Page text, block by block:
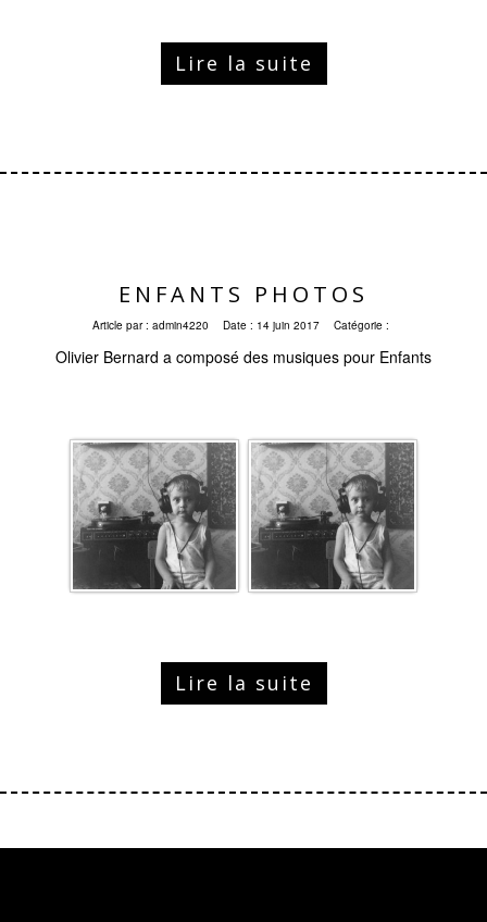
Lire la suite
ENFANTS PHOTOS
Article par : admin4220 Date : 14 juin 2017 Catégorie :
Olivier Bernard a composé des musiques pour Enfants
Lire la suite